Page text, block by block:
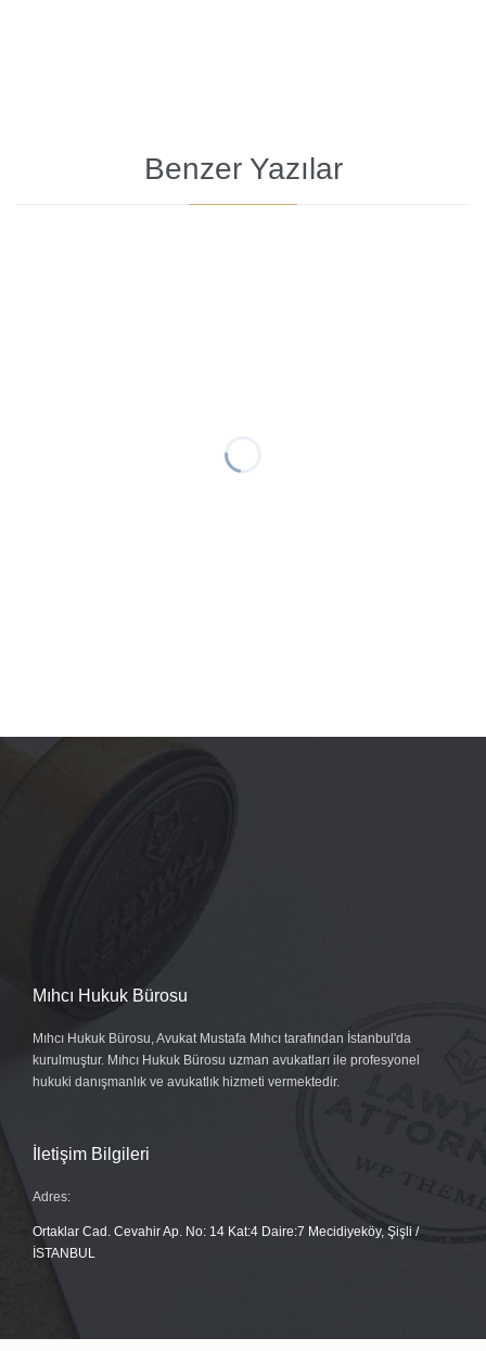
Benzer Yazılar
Mıhcı Hukuk Bürosu
Mıhcı Hukuk Bürosu, Avukat Mustafa Mıhcı tarafından İstanbul'da
kurulmuştur. Mıhcı Hukuk Bürosu uzman avukatları ile profesyonel
hukuki danışmanlık ve avukatlık hizmeti vermektedir.
İletişim Bilgileri
Adres:
Ortaklar Cad. Cevahir Ap. No: 14 Kat:4 Daire:7 Mecidiyeköy, Şişli /
İSTANBUL